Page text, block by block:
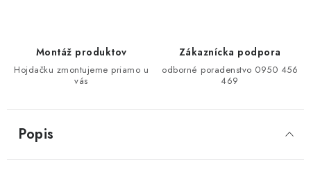
Montáž produktov
Hojdačku zmontujeme priamo u
vás
Zákaznícka podpora
odborné poradenstvo 0950 456
469
Popis